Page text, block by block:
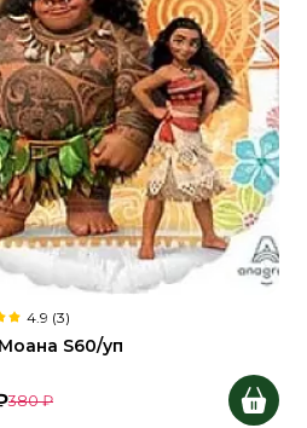
4.9 (3)
S60/уп
380 ₽